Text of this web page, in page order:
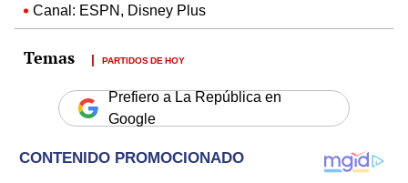
Canal: ESPN, Disney Plus
PARTIDOS DE HOY
Prefiero a La República en
Google